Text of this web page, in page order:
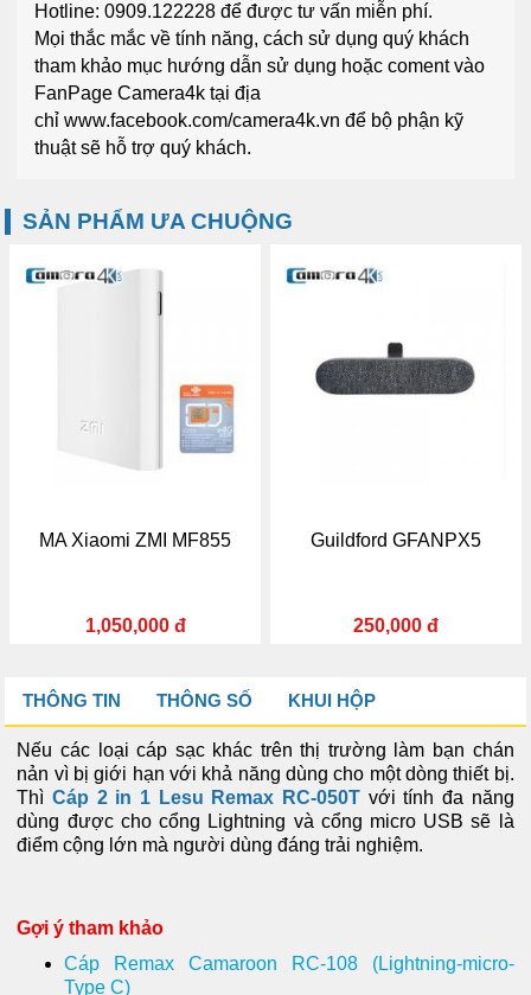
Hotline: 0909.122228để được tư vấn miễn phí.
Mọi thắc mắc về tính năng, cách sử dụng quý khách
tham khảo mục hướng dẫn sử dụng hoặc coment vào
FanPageCamera4ktại địa
chỉwww.facebook.com/camera4k.vnđể bộ phận kỹ
thuật sẽ hỗ trợ quý khách.
SẢN PHẨM ƯA CHUỘNG
Xiaomi ZMI MF855
1,050,000 đ
Guildford GFANPX5
250,000 đ
THÔNG TIN THÔNG SỐ KHUI HỘP
Nếu các loại cáp sạc khác trên thị trường làm bạn chán
nản vì bị giới hạn với khả năng dùng cho một dòng thiết bị.
ThìCáp 2 in 1 Lesu Remax RC-050Tvới tính đa năng
dùng được cho cổng Lightning và cổng micro USB sẽ là
điểm cộng lớn mà người dùng đáng trải nghiệm.
Gợi ý tham khảo
Cáp Remax Camaroon RC-108 (Lightning-micro-
Type C)